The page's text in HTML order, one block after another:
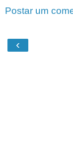
Postar um
‹